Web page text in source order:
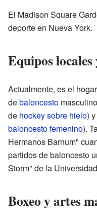
El Madison Square
deporte en Nueva York.
Equipos locales
Actualmente, es el
debaloncesto
de hockey sobre hielo)
baloncesto femenino).
Hermanos Barnum"
partidos de baloncesto
Storm" de la
Boxeo y artes